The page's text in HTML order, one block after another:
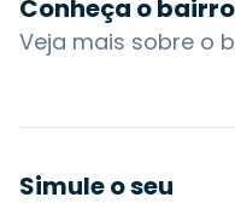
Conheça o
Veja mais sobre o
Simule o seu